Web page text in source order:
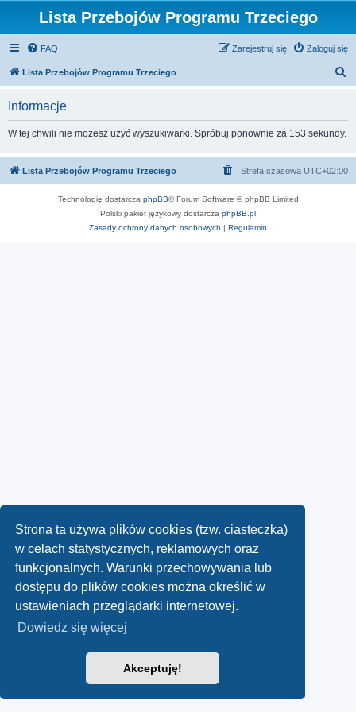
Strona ta używa plików cookies (tzw. ciasteczka)
w celach statystycznych, reklamowych oraz
funkcjonalnych. Warunki przechowywania lub
dostępu do plików cookies można określić w
ustawieniach przeglądarki internetowej.
Dowiedz się więcej
Akceptuję!
Lista Przebojów Programu Trzeciego
FAQ Zaloguj się
Zarejestruj się
Lista Przebojów Programu Trzeciego
j
Informacje
W tej chwili nie możesz użyć wyszukiwarki. Spróbuj ponownie za 153 sekundy.
Lista Przebojów Programu Trzeciego Strefa czasowa UTC+02:00
Technologię dostarcza phpBB® Forum Software © phpBB Limited
Polski pakiet językowy dostarcza phpBB.pl
Zasady ochrony danych osobowych | Regulamin